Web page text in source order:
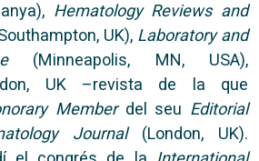
Hematology Reviews and
UK), Laboratory and
(Minneapolis, MN, USA),
UK –revista de la que
Memberdel seu Editorial
Journal(London, UK).